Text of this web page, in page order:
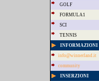
GOLF
FORMULA1
SCI
TENNIS
INFORMAZIONI
info@winnerland.it
community
INSERZIONI